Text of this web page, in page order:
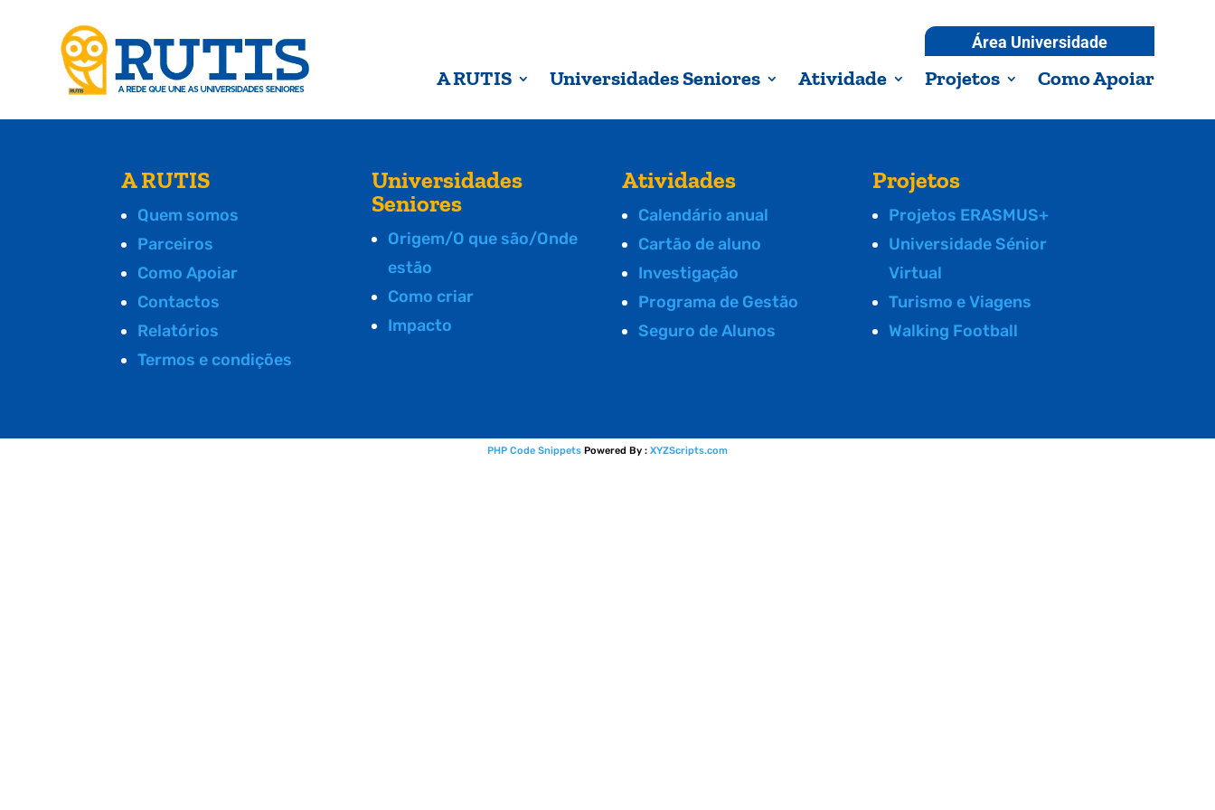
Área Universidade
A RUTIS Universidades Seniores Atividade Projetos Como Apoiar
A RUTIS
Quem somos
Parceiros
Como Apoiar
Contactos
Relatórios
Termos e condições
Universidades
Seniores
Origem/O que são/Onde
estão
Como criar
Impacto
Atividades
Calendário anual
Cartão de aluno
Investigação
Programa de Gestão
Seguro de Alunos
Projetos
Projetos ERASMUS+
Universidade Sénior
Virtual
Turismo e Viagens
Walking Football
PHP Code Snippets Powered By : XYZScripts.com